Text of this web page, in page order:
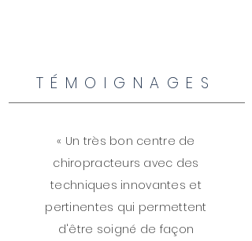
TÉMOIGNAGES
« Un très bon centre de
chiropracteurs avec des
techniques innovantes et
pertinentes qui permettent
d'être soigné de façon